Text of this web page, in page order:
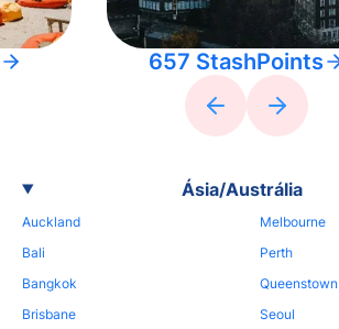
657 StashPoints
Ásia/Austrália
Auckland
Bali
Bangkok
Brisbane
Melbourne
Perth
Queenstown
Seoul